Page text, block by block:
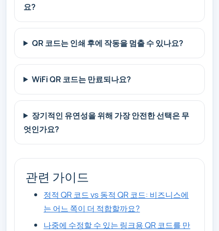
요?
QR 코드는 인쇄 후에 작동을 멈출 수 있나요?
WiFi QR 코드는 만료되나요?
장기적인 유연성을 위해 가장 안전한 선택은 무
엇인가요?
관련 가이드
정적 QR 코드 vs 동적 QR 코드: 비즈니스에
는 어느 쪽이 더 적합할까요?
나중에 수정할 수 있는 링크용 QR 코드를 만